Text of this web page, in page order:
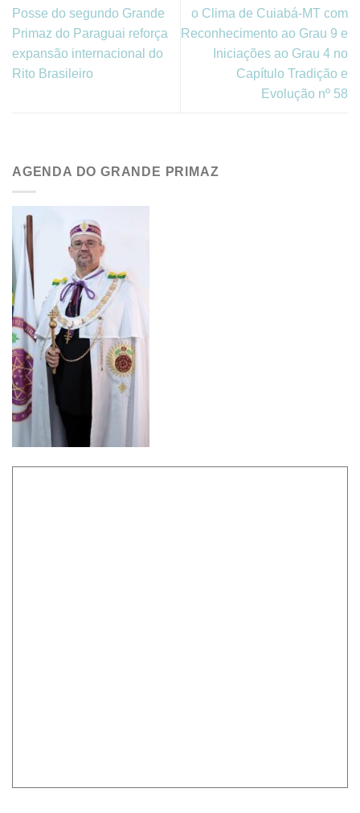
Posse do segundo Grande
Primaz do Paraguai reforça
expansão internacional do
Rito Brasileiro
o Clima de Cuiabá-MT com
Reconhecimento ao Grau 9 e
Iniciações ao Grau 4 no
Capítulo Tradição e
Evolução nº 58
AGENDA DO GRANDE PRIMAZ